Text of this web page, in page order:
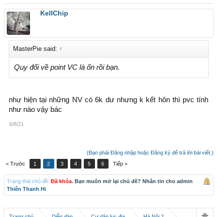
KellChip
MasterPie said: ↑
Quy đổi về point VC là ổn rồi bạn.
như hiện tại những NV có 6k dư nhưng k kết hôn thì pvc tính
như nào vậy bác
6/8/21
(Bạn phải Đăng nhập hoặc Đăng ký để trả lời bài viết.)
< Trước
1 2 3 4 5 6 Tiếp >
Trạng thái chủ đề: Đã khóa. Bạn muốn mở lại chủ đề? Nhắn tin cho admin
Thiên Thanh Hi